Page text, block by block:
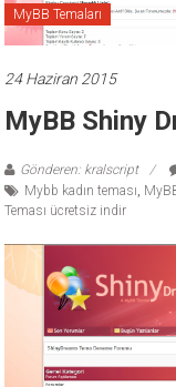
ücretli
temalar,
wordpress
php
theme
download
MyBB Temaları
24 Haziran 2015
MyBB Shiny
Gönderen: kralscript
Mybb kadın teması,
Teması ücretsiz indir